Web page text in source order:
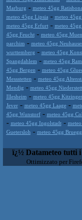
Marburg - meteo 45gg Ratisbona
meteo 45gg Lipsia - meteo
meteo 45gg Erfurt- meteo
45gg Feucht- meteo 45gg
parchim - meteo 45gg
wurttemberg - meteo 45gg
Spangdahlem - meteo 45gg
45gg Bergen - meteo 45gg
Messstetten - meteo 45gg
Mendig - meteo 45gg
Illesheim - meteo 45gg
Jever- meteo 45gg Laage-
45gg Wunstorf- meteo 45gg
- meteo 45gg Ingolstadt-
Guetersloh - meteo 45gg
ï¿½ Datameteo tutti
Ottimizzato per